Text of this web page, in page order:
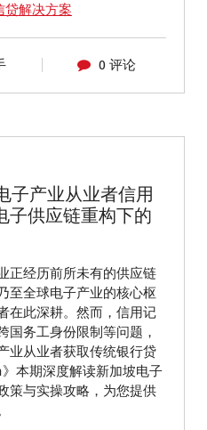
贷解决方案
0 评论
子产业从业者信用
子供应链重构下的
正经历前所未有的供应链
至全球电子产业的核心枢
在此深耕。然而，信用记
国务工身份限制等问题，
业从业者获取传统银行贷
本期深度解读新加坡电子
策与实操攻略，为您提供